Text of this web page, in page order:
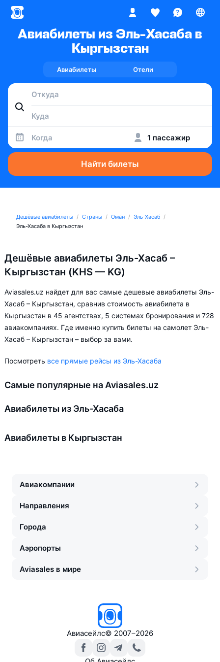
Авиабилеты из Эль-Хасаба в
Кыргызстан
Авиабилеты Отели
Когда 1 пассажир
Найти билеты
Дешёвые авиабилеты Страны Оман
Эль-Хасаб
Эль-Хасаба в Кыргызстан
Дешёвые авиабилеты Эль-Хасаб –
Кыргызстан (KHS — KG)
Aviasales.uz найдет для вас самые дешевые авиабилеты Эль-
Хасаб – Кыргызстан, сравнив стоимость авиабилета в
Кыргызстан в 45 агентствах, 5 системах бронирования и 728
авиакомпаниях. Где именно купить билеты на самолет Эль-
Хасаб – Кыргызстан – выбор за вами.
Посмотреть все прямые рейсы из Эль-Хасаба
Самые популярные на Aviasales.uz
Авиабилеты из Эль-Хасаба
Авиабилеты в Кыргызстан
Авиакомпании
Направления
Города
Аэропорты
Aviasales в мире
Авиасейлс© 2007–2026